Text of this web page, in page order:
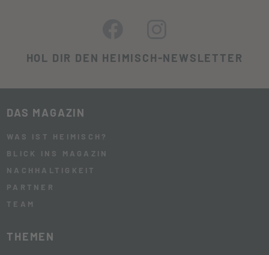
HOL DIR DEN HEIMISCH-NEWSLETTER
DAS MAGAZIN
WAS IST HEIMISCH?
BLICK INS MAGAZIN
NACHHALTIGKEIT
PARTNER
TEAM
THEMEN